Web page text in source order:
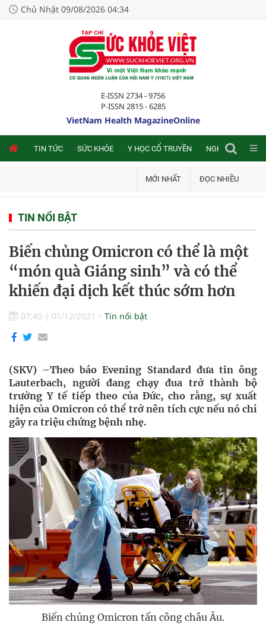
Chủ Nhật 09/08/2026 04:34
E-ISSN 2734 - 9756
P-ISSN 2815 - 6285
VietNam Health MagazineOnline
TIN TỨC SỨC KHỎE Y HỌC CỔ TRUYỀN NGHIÊN CỨU
MỚI NHẤT ĐỌC NHIỀU
TIN NỔI BẬT
Biến chủng Omicron có thể là một
“món quà Giáng sinh” và có thể
khiến đại dịch kết thúc sớm hơn
07:40 | 01/12/2021 Tin nổi bật
(SKV) –Theo báo Evening Standard đưa tin ông
Lauterbach, người đang chạy đua trở thành bộ
trưởng Y tế tiếp theo của Đức, cho rằng, sự xuất
hiện của Omicron có thể trở nên tích cực nếu nó chỉ
gây ra triệu chứng bệnh nhẹ.
Biến chủng Omicron tấn công châu Âu.